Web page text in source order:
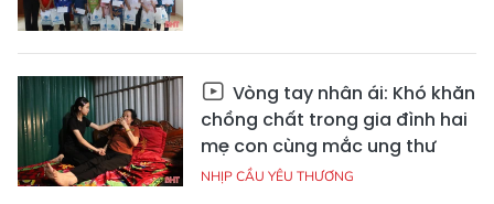
Vòng tay nhân ái: Khó khăn
chồng chất trong gia đình hai
mẹ con cùng mắc ung thư
NHỊP CẦU YÊU THƯƠNG